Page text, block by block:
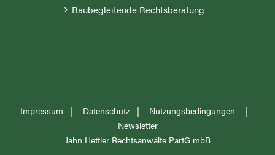
Baubegleitende Rechtsberatung
Impressum | Datenschutz | Nutzungsbedingungen
|
Newsletter
Jahn Hettler Rechtsanwälte PartG mbB